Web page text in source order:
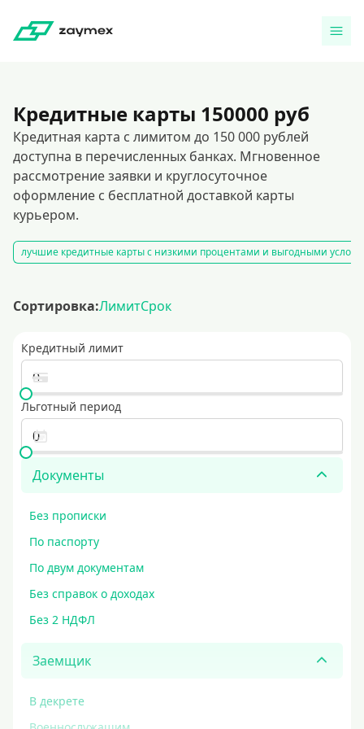
Кредитные карты 150000 руб
Кредитная карта с лимитом до 150 000 рублей
доступна в перечисленных банках. Мгновенное
рассмотрение заявки и круглосуточное
оформление с бесплатной доставкой карты
курьером.
лучшие кредитные карты с низкими процентами и выгодными
Сортировка:ЛимитСрок
Кредитный лимит
Льготный период
Документы
Без прописки
По паспорту
По двум документам
Без справок о доходах
Без 2 НДФЛ
Заемщик
В декрете